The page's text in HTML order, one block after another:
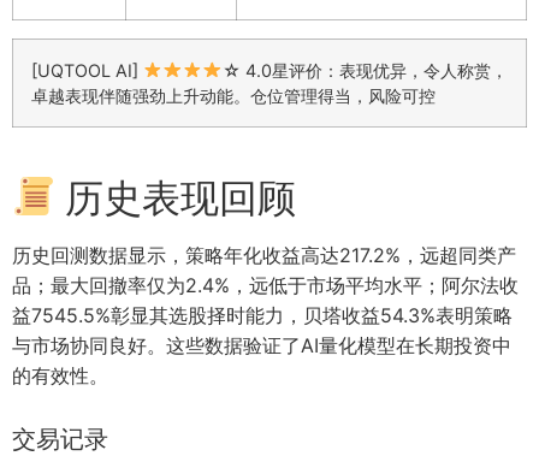
[UQTOOL AI]
☆ 4.0星评价：表现优异，令人称赏，
卓越表现伴随强劲上升动能。仓位管理得当，风险可控
历史表现回顾
历史回测数据显示，策略年化收益高达217.2%，远超同类产
品；最大回撤率仅为2.4%，远低于市场平均水平；阿尔法收
益7545.5%彰显其选股择时能力，贝塔收益54.3%表明策略
与市场协同良好。这些数据验证了AI量化模型在长期投资中
的有效性。
交易记录